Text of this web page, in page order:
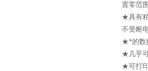
置零范
★具有
不受断
★*的数
★几乎
★可打